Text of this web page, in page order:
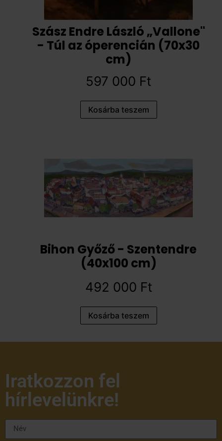
Szász Endre László „Vallone"
- Túl az óperencián (70x30
cm)
597 000 Ft
Kosárba teszem
Bihon Győző - Szentendre
(40x100 cm)
492 000 Ft
Kosárba teszem
Iratkozzon fel
hírlevelünkre!